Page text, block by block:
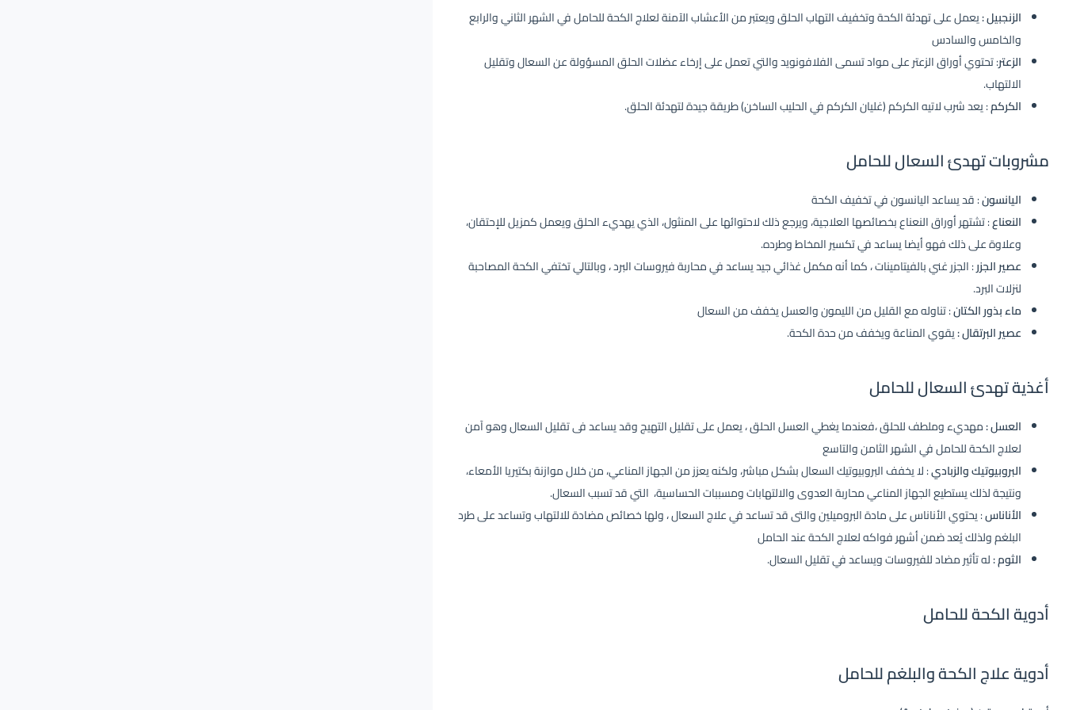
الزنجبيل :يعمل على تهدئة الكحة وتخفيف التهاب الحلق ويعتبر من الأعشاب الآمنة لعلاج الكحة للحامل في الشهر الثانيوالرابع
والخامس والسادس
الزعتر:تحتوي أوراق الزعتر على مواد تسمى الفلافونويد والتي تعمل على إرخاء عضلات الحلق المسؤولة عن السعال وتقليل
الالتهاب.
الكركم: يعد شرب لاتيه الكركم (غليان الكركم في الحليب الساخن) طريقة جيدة لتهدئة الحلق.
مشروبات تهدئ السعال للحامل
اليانسون: قد يساعد اليانسون في تخفيف الكحة
النعناع: تشتهر أوراق النعناع بخصائصها العلاجية، ويرجع ذلك لاحتوائها على المنثول، الذييهديء الحلق ويعمل كمزيل للإحتقان،
وعلاوة على ذلك فهو أيضا يساعد في تكسير المخاط وطرده.
عصير الجزر: الجزر غني بالفيتامينات ، كما أنه مكمل غذائي جيد يساعد في محاربة فيروسات البرد ، وبالتالي تختفي الكحة المصاحبة
لنزلات البرد.
ماء بذور الكتان: تناوله مع القليل من الليمون والعسل يخفف من السعال
عصير البرتقال :يقوي المناعة ويخفف من حدة الكحة.
أغذية تهدئ السعال للحامل
العسل :مهديء وملطف للحلق ،فعندما يغطي العسل الحلق ، يعمل على تقليل التهيج وقد يساعد فى تقليل السعال وهو آمن
لعلاج الكحة للحامل في الشهر الثامن والتاسع
البروبيوتيك والزبادي:لا يخفف البروبيوتيك السعال بشكل مباشر، ولكنه يعزز من الجهاز المناعي، من خلال موازنة بكتيريا الأمعاء،
ونتيجة لذلك يستطيع الجهاز المناعي محاربة العدوى والالتهابات ومسببات الحساسية، التي قد تسبب السعال.
الأناناس:يحتوي الأناناس على مادة البروميلين والتى قد تساعد في علاج السعال ، ولها خصائص مضادة للالتهاب وتساعد على طرد
البلغم ولذلك يُعد ضمن أشهر فواكه لعلاج الكحة عند الحامل
الثوم :له تأثير مضاد للفيروسات ويساعد في تقليل السعال.
أدوية الكحة للحامل
أدوية علاج الكحة والبلغم للحامل